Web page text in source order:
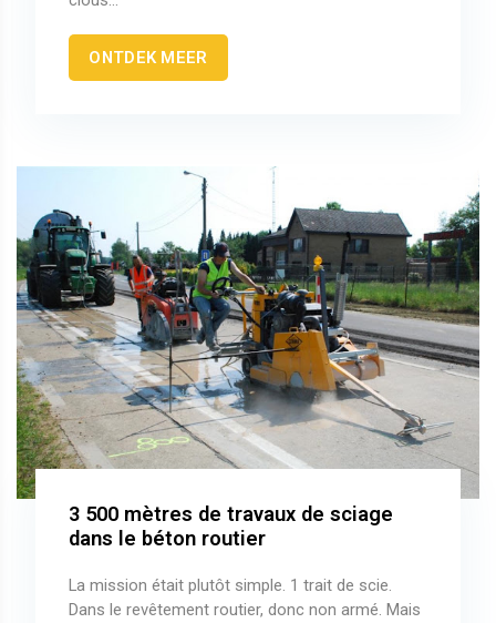
ONTDEK MEER
3 500 mètres de travaux de sciage
dans le béton routier
La mission était plutôt simple. 1 trait de scie.
Dans le revêtement routier, donc non armé. Mais